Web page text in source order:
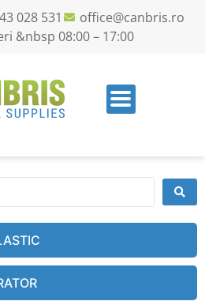
028 531
office@canbris.ro
&nbsp 08:00 – 17:00